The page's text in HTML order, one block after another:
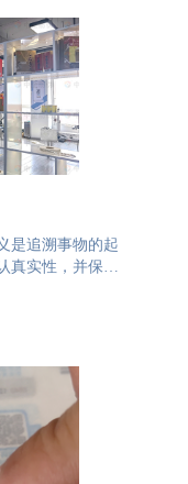
是追溯事物的起
真实性，并保证
题，保护消费者